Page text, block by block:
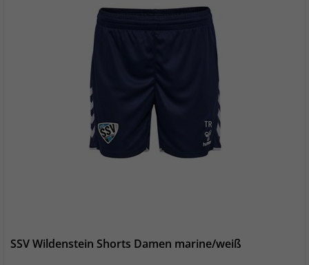
SSV Wildenstein Shorts Damen marine/weiß